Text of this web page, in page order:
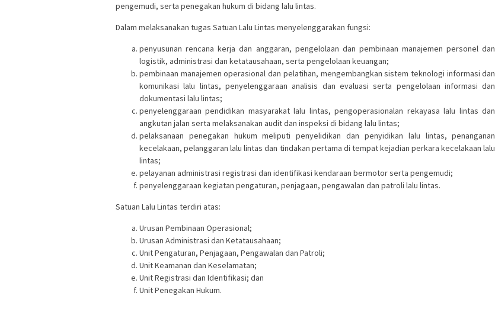
pengemudi, serta penegakan hukum di bidang lalu lintas.
Dalam melaksanakan tugas Satuan Lalu Lintas menyelenggarakan fungsi:
penyusunan rencana kerja dan anggaran, pengelolaan dan pembinaan manajemen personel dan
logistik, administrasi dan ketatausahaan, serta pengelolaan keuangan;
pembinaan manajemen operasional dan pelatihan, mengembangkan sistem teknologi informasi dan
komunikasi lalu lintas, penyelenggaraan analisis dan evaluasi serta pengelolaan informasi dan
dokumentasi lalu lintas;
penyelenggaraan pendidikan masyarakat lalu lintas, pengoperasionalan rekayasa lalu lintas dan
angkutan jalan serta melaksanakan audit dan inspeksi di bidang lalu lintas;
pelaksanaan penegakan hukum meliputi penyelidikan dan penyidikan lalu lintas, penanganan
kecelakaan, pelanggaran lalu lintas dan tindakan pertama di tempat kejadian perkara kecelakaan lalu
lintas;
pelayanan administrasi registrasi dan identifikasi kendaraan bermotor serta pengemudi;
penyelenggaraan kegiatan pengaturan, penjagaan, pengawalan dan patroli lalu lintas.
Satuan Lalu Lintas terdiri atas:
Urusan Pembinaan Operasional;
Urusan Administrasi dan Ketatausahaan;
Unit Pengaturan, Penjagaan, Pengawalan dan Patroli;
Unit Keamanan dan Keselamatan;
Unit Registrasi dan Identifikasi; dan
Unit Penegakan Hukum.